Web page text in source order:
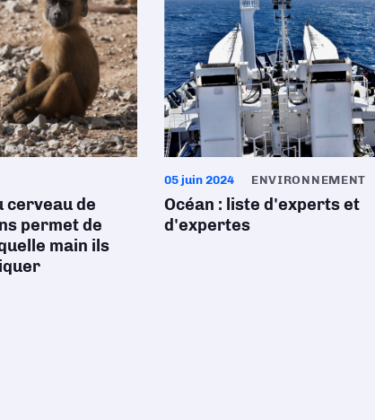
cerveau de
permet de
main ils
05 juin 2024 ENVIRONNEMENT
Océan : liste d'experts et
d'expertes